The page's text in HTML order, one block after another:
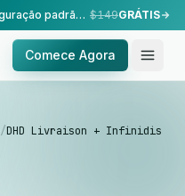
Configuração feita para você — configuração padrão, realizada pela nossa equipe. $149GRÁTIS
Comece Agora
/DHD Livraison + Infinidis